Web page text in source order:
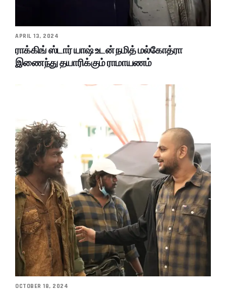
APRIL 13, 2024
ராக்கிங் ஸ்டார் யாஷ் உடன் நமித் மல்கோத்ரா
இணைந்து தயாரிக்கும் ராமாயணம்
OCTOBER 18, 2024